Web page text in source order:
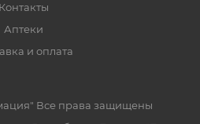
Контакты
Аптеки
и оплата
Все права защищены